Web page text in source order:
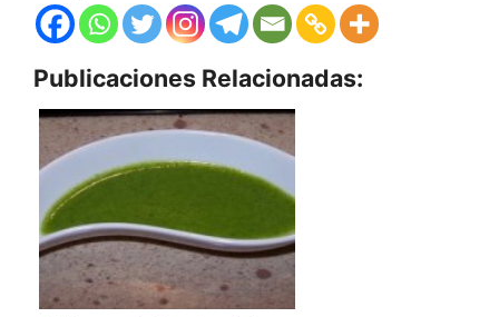
Publicaciones Relacionadas: